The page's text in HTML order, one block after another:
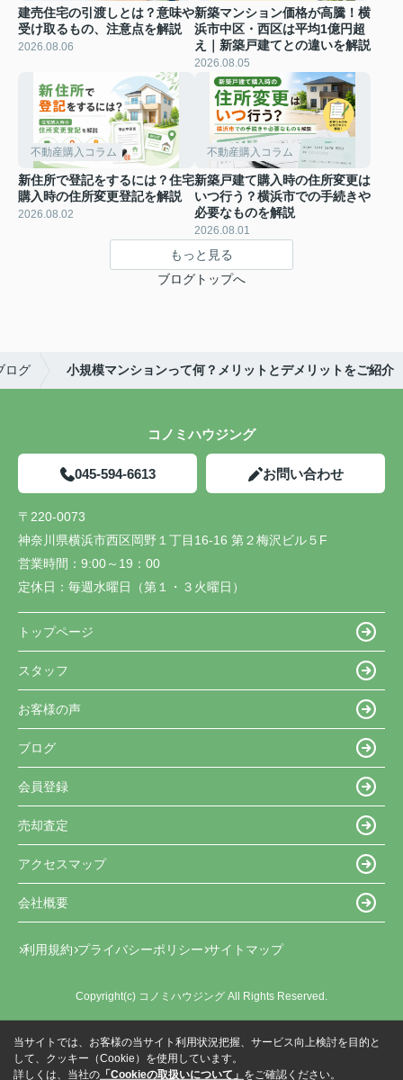
建売住宅の引渡しとは？意味や
受け取るもの、注意点を解説
2026.08.06
新築マンション価格が高騰！横
浜市中区・西区は平均1億円超
え｜新築戸建てとの違いを解説
2026.08.05
不動産購入コラム
新住所で登記をするには？住宅
購入時の住所変更登記を解説
2026.08.02
不動産購入コラム
新築戸建て購入時の住所変更は
いつ行う？横浜市での手続きや
必要なものを解説
2026.08.01
もっと見る
ブログトップへ
ログ 小規模マンションって何？メリットとデメリットをご紹介
コノミハウジング
045-594-6613 お問い合わせ
〒220-0073
神奈川県横浜市西区岡野１丁目16-16 第２梅沢ビル５F
営業時間： 9:00～19：00
定休日： 毎週水曜日（第１・３火曜日）
トップページ
スタッフ
お客様の声
ブログ
会員登録
売却査定
アクセスマップ
会社概要
利用規約 プライバシーポリシー サイトマップ
Copyright(c) コノミハウジング All Rights Reserved.
当サイトでは、お客様の当サイト利用状況把握、サービス向上検討を目的と
して、クッキー（Cookie）を使用しています。
詳しくは、当社の 「Cookieの取扱いについて」 をご確認ください。